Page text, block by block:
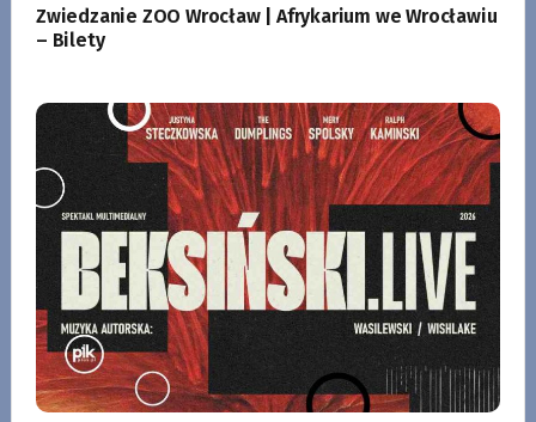
Zwiedzanie ZOO Wrocław | Afrykarium we Wrocławiu
– Bilety